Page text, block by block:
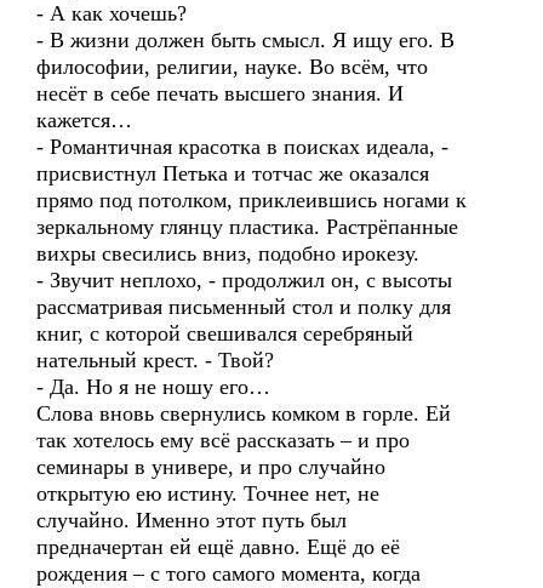
- А как хочешь?
- В жизни должен быть смысл. Я ищу его. В
философии, религии, науке. Во всём, что
несёт в себе печать высшего знания. И
кажется…
- Романтичная красотка в поисках идеала, -
присвистнул Петька и тотчас же оказался
прямо под потолком, приклеившись ногами к
зеркальному глянцу пластика. Растрёпанные
вихры свесились вниз, подобно ирокезу.
- Звучит неплохо, - продолжил он, с высоты
рассматривая письменный стол и полку для
книг, с которой свешивался серебряный
нательный крест. - Твой?
- Да. Но я не ношу его…
Слова вновь свернулись комком в горле. Ей
так хотелось ему всё рассказать – и про
семинары в универе, и про случайно
открытую ею истину. Точнее нет, не
случайно. Именно этот путь был
предначертан ей ещё давно. Ещё до её
рождения – с того самого момента, когда